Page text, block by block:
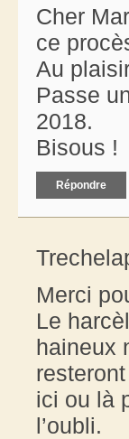
Cher
ce
Au
Passe
2018.
Bisous !
Répondre
Merci
Le
haineux
ici ou là
l’oubli.